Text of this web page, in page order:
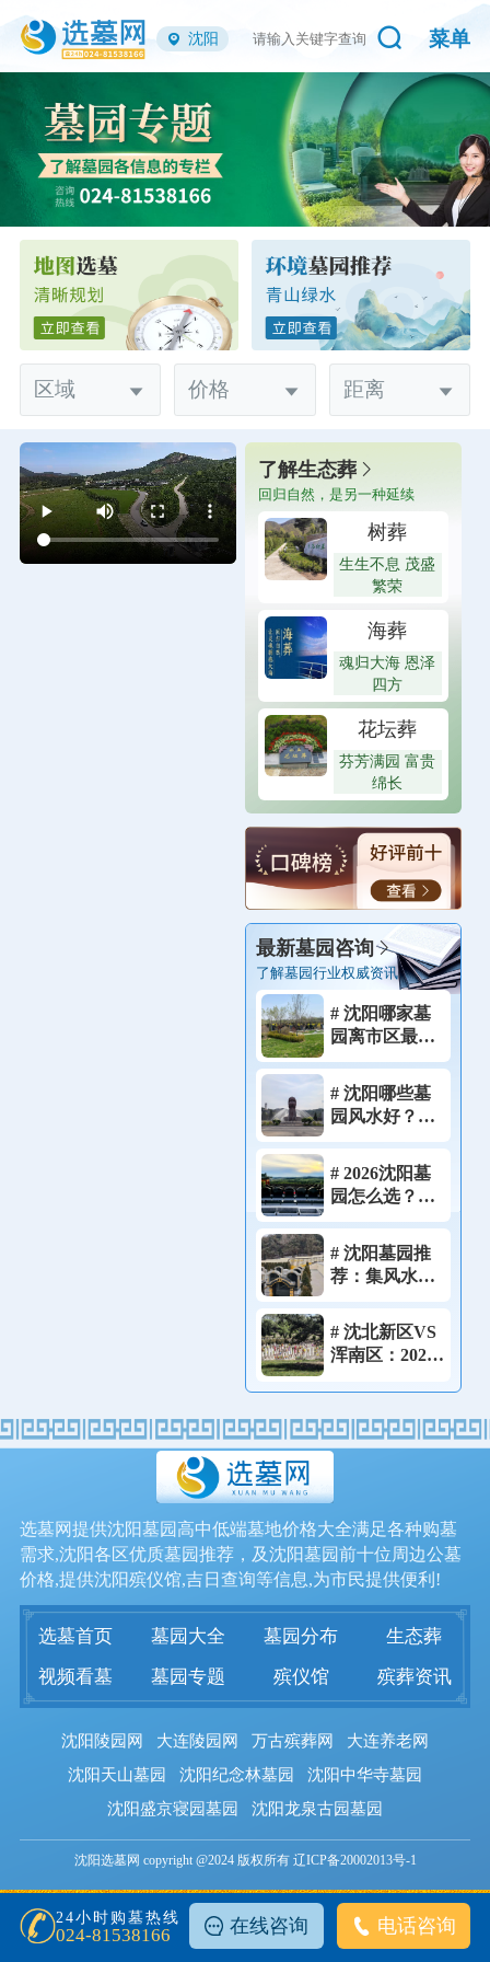
沈阳 菜单
区域 价格 距离
了解生态葬
回归自然，是另一种延续
树葬
生生不息 茂盛
繁荣
海葬
魂归大海 恩泽
四方
花坛葬
芬芳满园 富贵
绵长
最新墓园咨询
了解墓园行业权威资讯
# 沈阳哪家墓
园离市区最
近？祭祀不想
跑远的家庭，
这4家可以优先
考虑！
# 沈阳哪些墓
园风水好？
2026堪舆师亲
测藏风聚气宝
地实拍!
# 2026沈阳墓
园怎么选？一
篇看懂资质、
价格、风水的
完整选墓流
程！
# 沈阳墓园推
荐：集风水、
于一体的理想
选择！
# 沈北新区VS
浑南区：2026
么选？
选墓网提供沈阳墓园高中低端墓地价格大全满足各种购墓
需求,沈阳各区优质墓园推荐，及沈阳墓园前十位周边公墓
价格,提供沈阳殡仪馆,吉日查询等信息,为市民提供便利!
选墓首页 墓园大全 墓园分布
生态葬
视频看墓
墓园专题 殡仪馆 殡葬资讯
沈阳陵园网 大连陵园网 万古殡葬网
大连养老网
沈阳天山墓园
沈阳纪念林墓园
沈阳中华寺墓园
沈阳盛京寝园墓园
沈阳龙泉古园墓园
沈阳选墓网 copyright @2024 版权所有 辽ICP备20002013号-1
24小时购墓热线
024-81538166 在线咨询 电话咨询